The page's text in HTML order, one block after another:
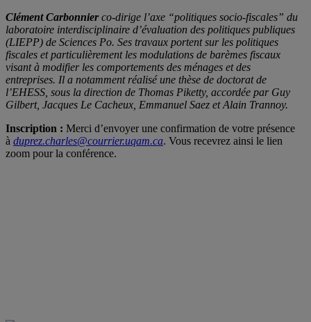
Clément Carbonnierco-dirige l’axe “politiques socio-fiscales” du
laboratoire interdisciplinaire d’évaluation des politiques publiques
(LIEPP) de Sciences Po. Ses travaux portent sur les politiques
fiscales et particulièrement les modulations de barèmes fiscaux
visant à modifier les comportements des ménages et des
entreprises. Il a notamment réalisé une thèse de doctorat de
l’EHESS, sous la direction de Thomas Piketty, accordée par Guy
Gilbert, Jacques Le Cacheux, Emmanuel Saez et Alain Trannoy.
Inscription : Merci d’envoyer une confirmation de votre présence
à duprez.charles@courrier.uqam.ca. Vous recevrez ainsi le lien
zoom pour la conférence.